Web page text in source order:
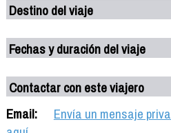
Destino del viaje
Fechas y duración del viaje
Contactar con este viajero
Email:
Envía un mensaje